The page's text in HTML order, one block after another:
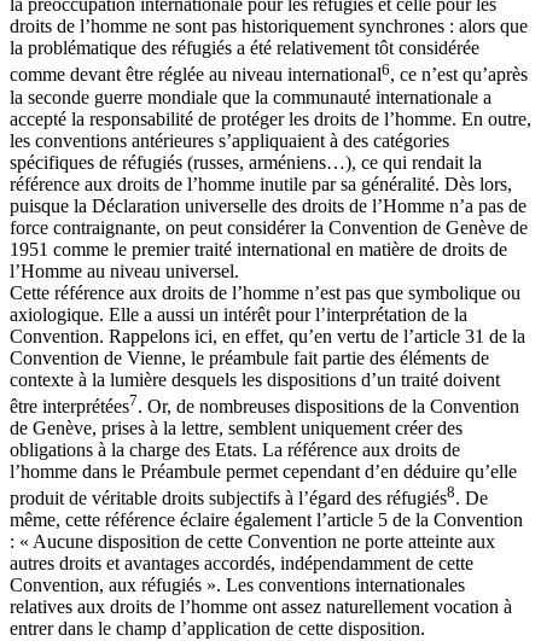
la préoccupation internationale pour les réfugiés et celle pour les
droits de l’homme ne sont pas historiquement synchrones : alors que
la problématique des réfugiés a été relativement tôt considérée
comme devant être réglée au niveau international6, ce n’est qu’après
la seconde guerre mondiale que la communauté internationale a
accepté la responsabilité de protéger les droits de l’homme. En outre,
les conventions antérieures s’appliquaient à des catégories
spécifiques de réfugiés (russes, arméniens…), ce qui rendait la
référence aux droits de l’homme inutile par sa généralité. Dès lors,
puisque la Déclaration universelle des droits de l’Homme n’a pas de
force contraignante, on peut considérer la Convention de Genève de
1951 comme le premier traité international en matière de droits de
l’Homme au niveau universel.
Cette référence aux droits de l’homme n’est pas que symbolique ou
axiologique. Elle a aussi un intérêt pour l’interprétation de la
Convention. Rappelons ici, en effet, qu’en vertu de l’article 31 de la
Convention de Vienne, le préambule fait partie des éléments de
contexte à la lumière desquels les dispositions d’un traité doivent
être interprétées7. Or, de nombreuses dispositions de la Convention
de Genève, prises à la lettre, semblent uniquement créer des
obligations à la charge des Etats. La référence aux droits de
l’homme dans le Préambule permet cependant d’en déduire qu’elle
produit de véritable droits subjectifs à l’égard des réfugiés8. De
même, cette référence éclaire également l’article 5 de la Convention
: « Aucune disposition de cette Convention ne porte atteinte aux
autres droits et avantages accordés, indépendamment de cette
Convention, aux réfugiés ». Les conventions internationales
relatives aux droits de l’homme ont assez naturellement vocation à
entrer dans le champ d’application de cette disposition.